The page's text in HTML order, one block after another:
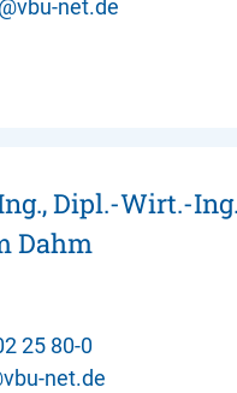
net.de
Dipl.-Wirt.-
Dahm
25 80-0
net.de